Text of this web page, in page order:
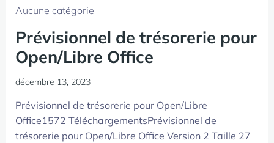
Aucune catégorie
Prévisionnel de trésorerie pour
Open/Libre Office
décembre 13, 2023
Prévisionnel de trésorerie pour Open/Libre
Office1572 TéléchargementsPrévisionnel de
trésorerie pour Open/Libre Office Version 2 Taille 27